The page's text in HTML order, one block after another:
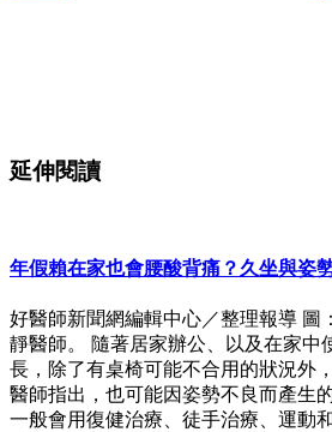
延伸閱讀
年假賴在家也會腰酸背痛？久坐與姿
好醫師新聞網編輯中心／整理報導 圖
靜醫師。 隨著居家辦公、以及在家中
長，除了有桌椅可能不合用的狀況外
醫師指出，也可能因姿勢不良而產生
一般會用復健治療、徒手治療、運動